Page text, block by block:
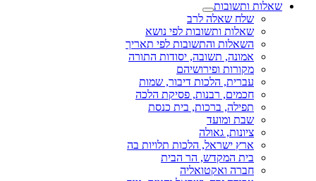
שאלות ותשובות
שלח שאלה לרב
שאלות ותשובות לפי נושא
השאלות והתשובות לפי תאריך
אמונה, תשובה, יסודות התורה
מקורות ופירושיהם
עברית, הלכות דיבור, שמות
חכמים, רבנות, פסיקת הלכה
תפילה, ברכות, בית כנסת
שבת ומועד
ציונות, גאולה
ארץ ישראל, הלכות תלויות בה
בית המקדש, הר הבית
חברה ואקטואליה